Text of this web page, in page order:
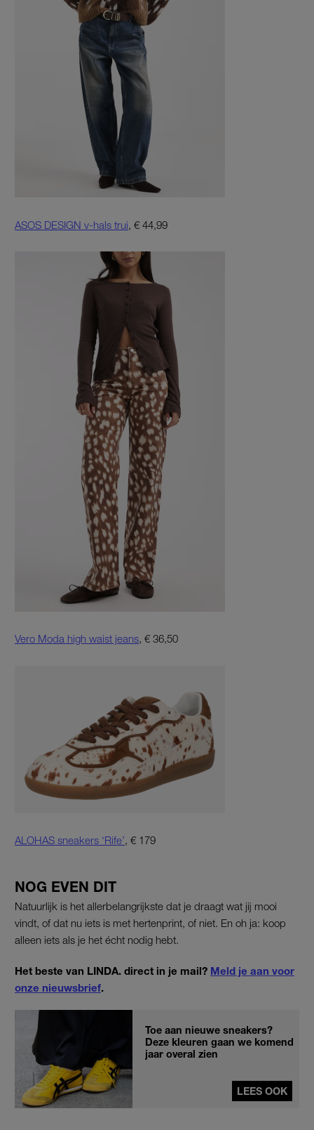
ASOS DESIGN v-hals trui , € 44,99
Vero Moda high waist jeans, € 36,50
ALOHAS sneakers ‘Rife’, € 179
NOG EVEN DIT
Natuurlijk is het allerbelangrijkste dat je draagt wat jij mooi
vindt, of dat nu iets is met hertenprint, of niet. En oh ja: koop
alleen iets als je het écht nodig hebt.
Het beste van LINDA. direct in je mail? Meld je aan voor
onze nieuwsbrief.
Toe aan nieuwe sneakers?
Deze kleuren gaan we komend
jaar overal zien
LEES OOK